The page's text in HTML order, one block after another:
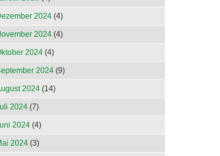
2024 (4)
2024 (4)
2024 (4)
2024 (9)
2024 (14)
2024 (7)
2024 (4)
2024 (3)